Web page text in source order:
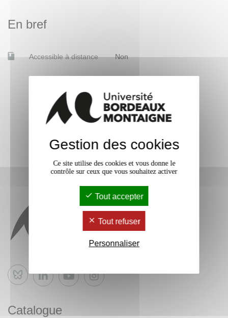
En bref
Accessible à distance Non
Bluesky
Catalogue
Gestion des cookies
Ce site utilise des cookies et vous donne le
contrôle sur ceux que vous souhaitez activer
Tout accepter
Tout refuser
Personnaliser